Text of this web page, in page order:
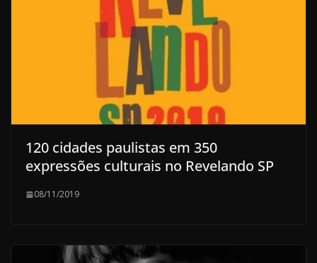
120 cidades paulistas em 350
expressões culturais no Revelando SP
08/11/2019